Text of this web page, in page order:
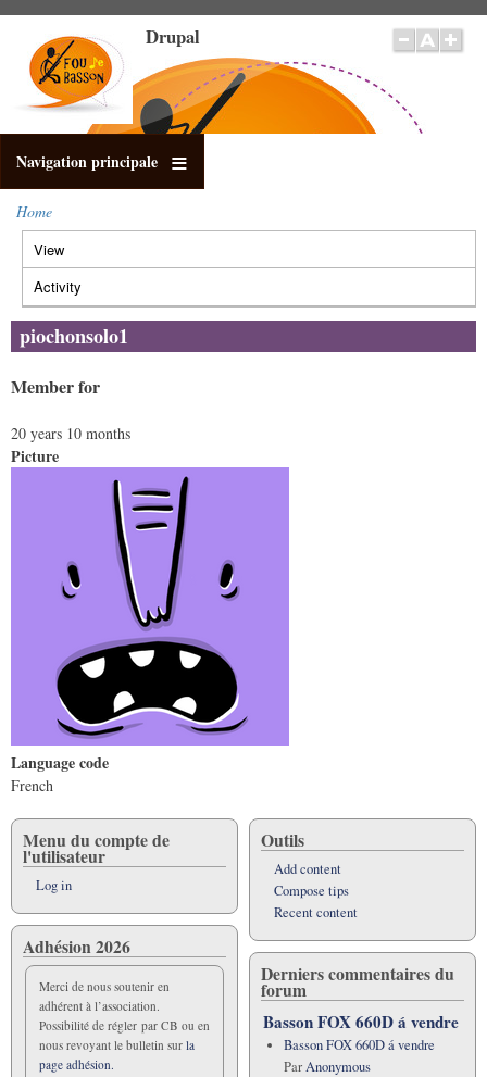
main
content
Drupal
Navigation principale
Breadcrumb
Home
Primary
tabs
View
tab)
Activity
piochonsolo1
Member for
20 years 10 months
Picture
Language code
French
Menu du compte de
l'utilisateur
Log in
Adhésion 2026
Merci de nous soutenir en
adhérent à l’association.
Possibilité de régler par CB ou en
nous revoyant le bulletin sur la
page adhésion.
Outils
Add content
Compose tips
Recent content
Derniers commentaires du
forum
Basson FOX 660D á vendre
Basson FOX 660D á vendre
ParAnonymous